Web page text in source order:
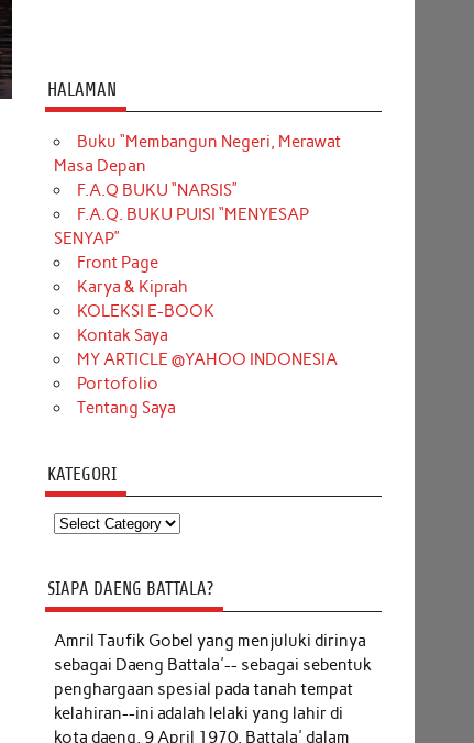
HALAMAN
Buku “Membangun Negeri, Merawat
Masa Depan
F.A.Q BUKU “NARSIS”
F.A.Q. BUKU PUISI “MENYESAP
SENYAP”
Front Page
Karya & Kiprah
KOLEKSI E-BOOK
Kontak Saya
MY ARTICLE @YAHOO INDONESIA
Portofolio
Tentang Saya
KATEGORI
Kategori
SIAPA DAENG BATTALA?
Amril Taufik Gobel yang menjuluki dirinya
sebagai Daeng Battala'-- sebagai sebentuk
penghargaan spesial pada tanah tempat
kelahiran--ini adalah lelaki yang lahir di
kota daeng, 9 April 1970. Battala' dalam